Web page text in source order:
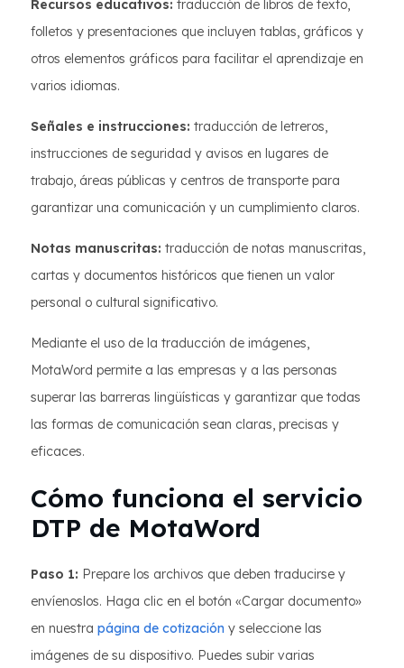
Recursos educativos: traducción de libros de texto,
folletos y presentaciones que incluyen tablas, gráficos y
otros elementos gráficos para facilitar el aprendizaje en
varios idiomas.
Señales e instrucciones: traducción de letreros,
instrucciones de seguridad y avisos en lugares de
trabajo, áreas públicas y centros de transporte para
garantizar una comunicación y un cumplimiento claros.
Notas manuscritas: traducción de notas manuscritas,
cartas y documentos históricos que tienen un valor
personal o cultural significativo.
Mediante el uso de la traducción de imágenes,
MotaWord permite a las empresas y a las personas
superar las barreras lingüísticas y garantizar que todas
las formas de comunicación sean claras, precisas y
eficaces.
Cómo funciona el servicio
DTP de MotaWord
Paso 1: Prepare los archivos que deben traducirse y
envíenoslos. Haga clic en el botón «Cargar documento»
en nuestra página de cotización y seleccione las
imágenes de su dispositivo. Puedes subir varias